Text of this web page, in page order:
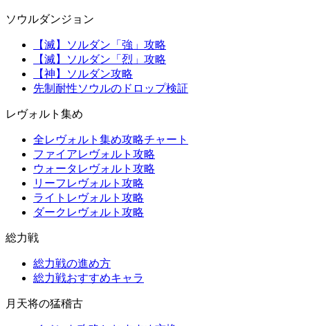
ソウルダンジョン
【滅】ソルダン「強」攻略
【滅】ソルダン「烈」攻略
【神】ソルダン攻略
先制耐性ソウルのドロップ検証
レヴォルト集め
全レヴォルト集め攻略チャート
ファイアレヴォルト攻略
ウォータレヴォルト攻略
リーフレヴォルト攻略
ライトレヴォルト攻略
ダークレヴォルト攻略
総力戦
総力戦の進め方
総力戦おすすめキャラ
月天将の猛稽古